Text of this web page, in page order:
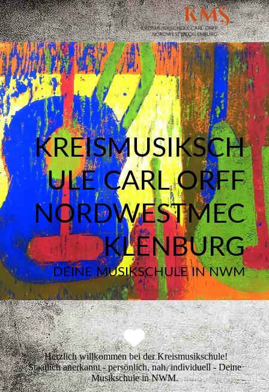
KREISMUSIKSCH
ULE CARL ORFF
NORDWESTMEC
KLENBURG
DEINE MUSIKSCHULE IN NWM
Herzlich willkommen bei der Kreismusikschule!
Staatlich anerkannt - persönlich, nah, individuell - Deine
Musikschule in NWM.